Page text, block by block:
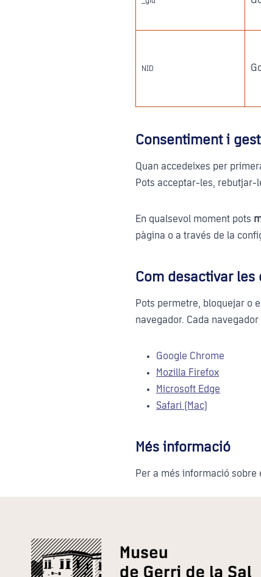
NID
Consentiment i
Quan accedeixes per
Pots acceptar-les, rebutjar-
En qualsevol moment pots
pàgina o a través de la
Com desactivar les
Pots permetre, bloquejar o
navegador. Cada
Google Chrome
Mozilla Firefox
Microsoft Edge
Safari (Mac)
Més informació
Per a més informació